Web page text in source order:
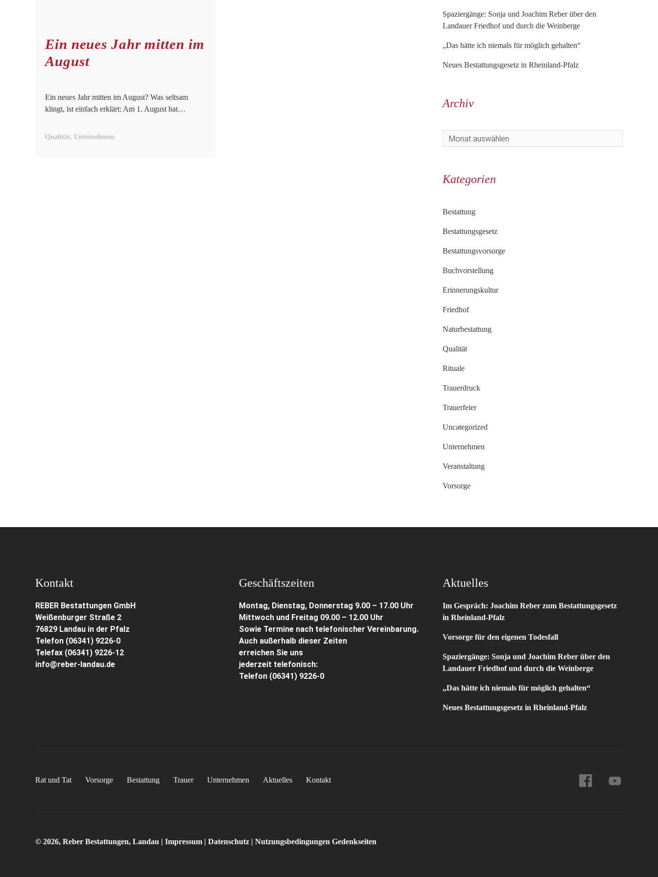
Ein neues Jahr mitten im
August
Ein neues Jahr mitten im August? Was seltsam
klingt, ist einfach erklärt: Am 1. August hat…
Qualität, Unternehmen
Spaziergänge: Sonja und Joachim Reber über den
Landauer Friedhof und durch die Weinberge
„Das hätte ich niemals für möglich gehalten“
Neues Bestattungsgesetz in Rheinland-Pfalz
Archiv
Kategorien
Bestattung
Bestattungsgesetz
Bestattungsvorsorge
Buchvorstellung
Erinnerungskultur
Friedhof
Naturbestattung
Qualität
Rituale
Trauerdruck
Trauerfeier
Uncategorized
Unternehmen
Veranstaltung
Vorsorge
Kontakt
REBER Bestattungen GmbH
Weißenburger Straße 2
76829 Landau in der Pfalz
Telefon (06341) 9226-0
Telefax (06341) 9226-12
info@reber-landau.de
Geschäftszeiten
Montag, Dienstag, Donnerstag 9.00 – 17.00 Uhr
Mittwoch und Freitag 09.00 – 12.00 Uhr
Sowie Termine nach telefonischer Vereinbarung.
Auch außerhalb dieser Zeiten
erreichen Sie uns
jederzeit telefonisch:
Telefon (06341) 9226-0
Aktuelles
Im Gespräch: Joachim Reber zum Bestattungsgesetz
in Rheinland-Pfalz
Vorsorge für den eigenen Todesfall
Spaziergänge: Sonja und Joachim Reber über den
Landauer Friedhof und durch die Weinberge
„Das hätte ich niemals für möglich gehalten“
Neues Bestattungsgesetz in Rheinland-Pfalz
Rat und Tat Vorsorge Bestattung Trauer Unternehmen Aktuelles Kontakt
© 2026, Reber Bestattungen, Landau | Impressum | Datenschutz | Nutzungsbedingungen Gedenkseiten